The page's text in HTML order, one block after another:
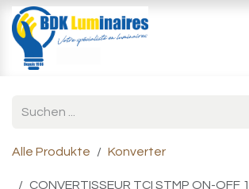
Zum Inhalt springen
Alle Produkte Konverter
CONVERTISSEUR TCI STMP ON-OFF